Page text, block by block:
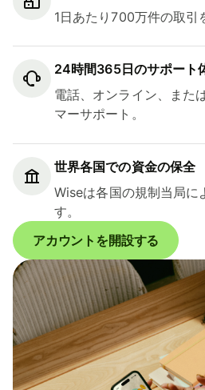
1日あたり700万件の取引
24時間365日のサポート
電話、オンライン、また
マーサポート。
世界各国での資金の保全
Wiseは各国の規制当局に
す。
アカウントを開設する